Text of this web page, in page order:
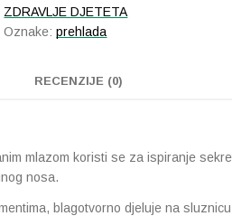
ZDRAVLJE DJETETA
Oznake:prehlada
RECENZIJE (0)
mlazom koristi se za ispiranje
nosa.
blagotvorno djeluje na